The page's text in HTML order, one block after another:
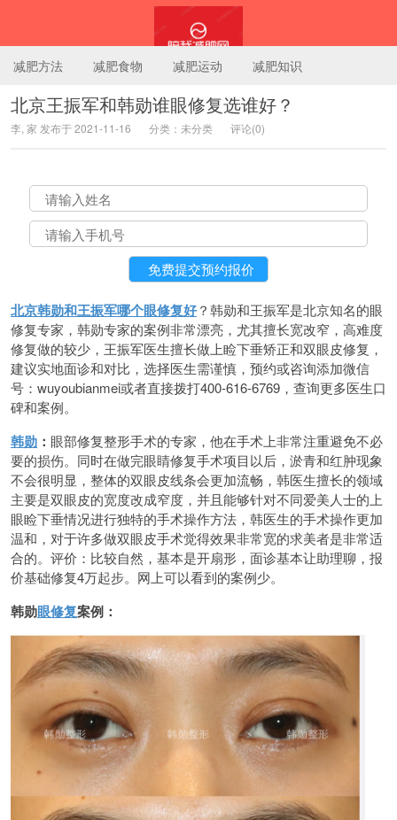
陪我减肥网
减肥方法 减肥食物 减肥运动 减肥知识
北京王振军和韩勋谁眼修复选谁好？
李, 家 发布于 2021-11-16 分类：未分类 评论(0)
北京韩勋和王振军哪个眼修复好？韩勋和王振军是北京知名的眼
修复专家，韩勋专家的案例非常漂亮，尤其擅长宽改窄，高难度
修复做的较少，王振军医生擅长做上睑下垂矫正和双眼皮修复，
建议实地面诊和对比，选择医生需谨慎，预约或咨询添加微信
号：wuyoubianmei或者直接拨打400-616-6769，查询更多医生口
碑和案例。
韩勋 ： 眼部修复整形手术的专家，他在手术上非常注重避免不必
要的损伤。同时在做完眼睛修复手术项目以后，淤青和红肿现象
不会很明显，整体的双眼皮线条会更加流畅，韩医生擅长的领域
主要是双眼皮的宽度改成窄度，并且能够针对不同爱美人士的上
眼睑下垂情况进行独特的手术操作方法，韩医生的手术操作更加
温和，对于许多做双眼皮手术觉得效果非常宽的求美者是非常适
合的。评价：比较自然，基本是开扇形，面诊基本让助理聊，报
价基础修复4万起步。网上可以看到的案例少。
韩勋眼修复案例：